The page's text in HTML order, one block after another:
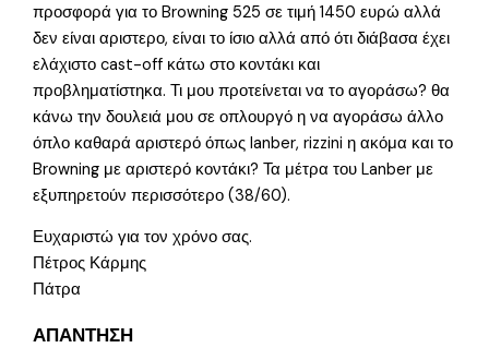
προσφορά για το Browning 525 σε τιμή 1450 ευρώ αλλά
δεν είναι αριστερο, είναι το ίσιο αλλά από ότι διάβασα έχει
ελάχιστο cast-off κάτω στο κοντάκι και
προβληματίστηκα. Τι μου προτείνεται να το αγοράσω? θα
κάνω την δουλειά μου σε οπλουργό η να αγοράσω άλλο
όπλο καθαρά αριστερό όπως lanber, rizzini η ακόμα και το
Browning με αριστερό κοντάκι? Τα μέτρα του Lanber με
εξυπηρετούν περισσότερο (38/60).
Ευχαριστώ για τον χρόνο σας.
Πέτρος Κάρμης
Πάτρα
ΑΠΑΝΤΗΣΗ